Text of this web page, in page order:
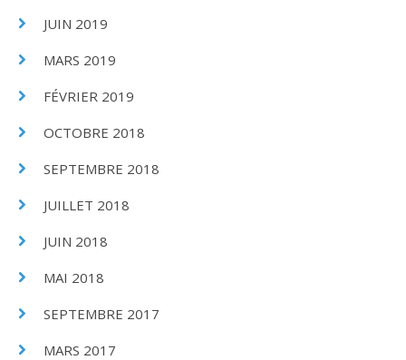
JUIN 2019
MARS 2019
FÉVRIER 2019
OCTOBRE 2018
SEPTEMBRE 2018
JUILLET 2018
JUIN 2018
MAI 2018
SEPTEMBRE 2017
MARS 2017